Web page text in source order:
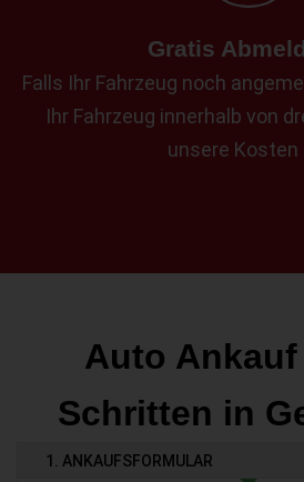
Gratis
Falls Ihr Fahrzeug noch
Ihr Fahrzeug innerhalb von
unsere Kosten
Auto
Schritten in
1. ANKAUFSFORMULAR